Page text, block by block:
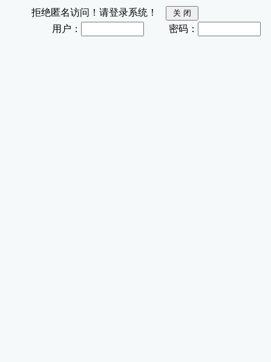
拒绝匿名访问！请登录系统！
用户：
密码：